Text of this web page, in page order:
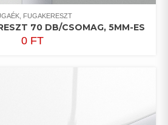
FUGAKERESZT
70 DB/CSOMAG, 5MM-ES
0 FT